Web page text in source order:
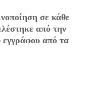
σε κάθε
από την
εγγράφου από τα